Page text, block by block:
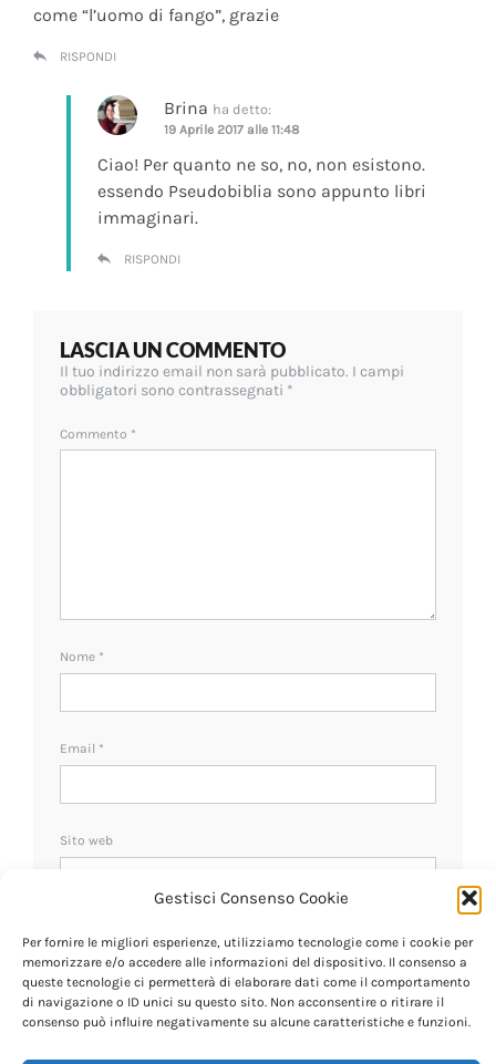
Gestisci Consenso Cookie
Per fornire le migliori esperienze, utilizziamo tecnologie come i cookie per
memorizzare e/o accedere alle informazioni del dispositivo. Il consenso a
queste tecnologie ci permetterà di elaborare dati come il comportamento
di navigazione o ID unici su questo sito. Non acconsentire o ritirare il
consenso può influire negativamente su alcune caratteristiche e funzioni.
come “l’uomo di fango”, grazie
RISPONDI
Brina ha detto:
19 Aprile 2017 alle 11:48
Ciao! Per quanto ne so, no, non esistono.
essendo Pseudobiblia sono appunto libri
immaginari.
RISPONDI
LASCIA UN COMMENTO
Il tuo indirizzo email non sarà pubblicato. I campi
obbligatori sono contrassegnati *
Commento *
Nome *
Email *
Sito web